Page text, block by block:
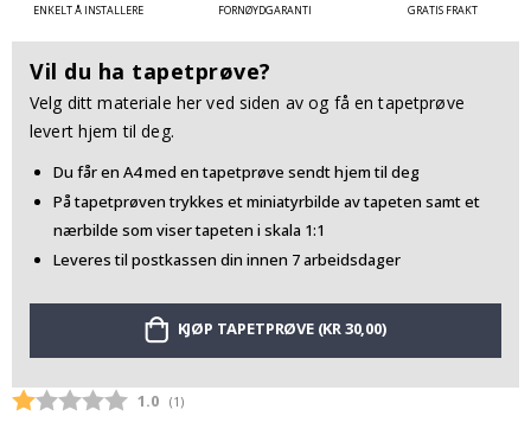
ENKELT Å INSTALLERE FORNØYDGARANTI GRATIS FRAKT
Vil du ha tapetprøve?
Velg ditt materiale her ved siden av og få en tapetprøve
levert hjem til deg.
Du får en A4 med en tapetprøve sendt hjem til deg
På tapetprøven trykkes et miniatyrbilde av tapeten samt et
nærbilde som viser tapeten i skala 1:1
Leveres til postkassen din innen 7 arbeidsdager
KJØP TAPETPRØVE (KR 30,00)
Gjennomsnittskarakter:
1.0 (stemmer:
1 )